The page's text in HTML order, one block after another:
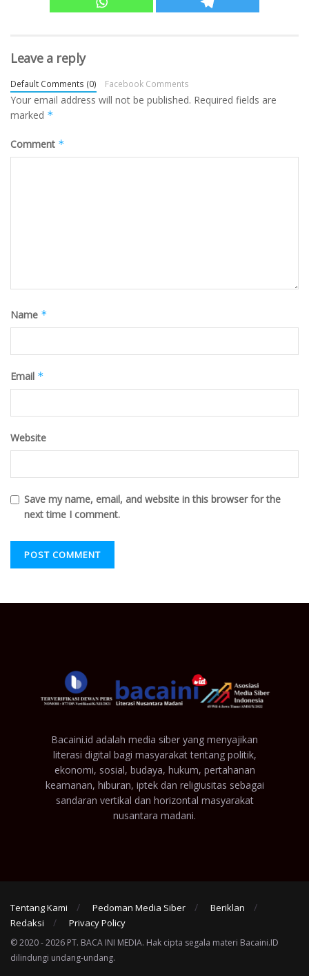
Leave a reply
Default Comments (0) Facebook Comments
Your email address will not be published. Required fields are
marked *
Comment *
Name *
Email *
Website
Save my name, email, and website in this browser for the
next time I comment.
Bacaini.id adalah media siber yang menyajikan
literasi digital bagi masyarakat tentang politik,
ekonomi, sosial, budaya, hukum, pertahanan
keamanan, hiburan, iptek dan religiusitas sebagai
sandaran vertikal dan horizontal masyarakat
nusantara madani.
Tentang Kami Pedoman Media Siber
Beriklan
Redaksi
Privacy Policy
© 2020 - 2026 PT. BACA INI MEDIA. Hak cipta segala materi Bacaini.ID
dilindungi undang-undang.